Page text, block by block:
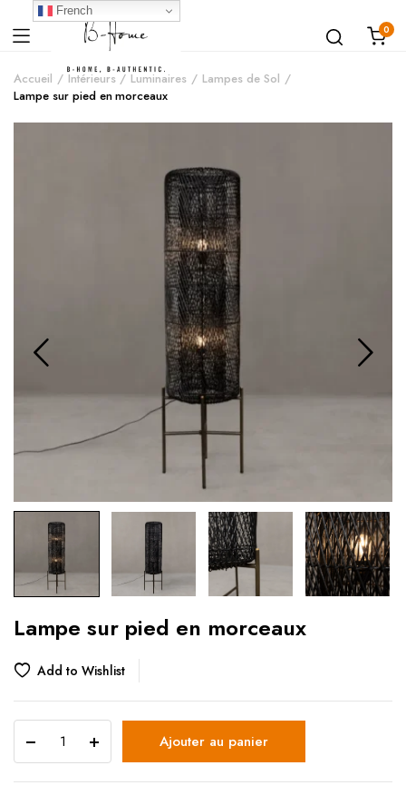
0
Accueil Intérieurs Luminaires
Lampes de Sol
Lampe sur pied en morceaux
Lampe sur pied en morceaux
Add to Wishlist
Ajouter au panier
French